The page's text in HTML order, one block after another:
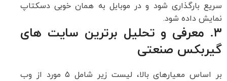
سریع بارگذاری شود و در موبایل به همان خوبی دسکتاپ
نمایش داده شود.
۳. معرفی و تحلیل برترین سایت های
گیربکس صنعتی
بر اساس معیارهای بالا، لیست زیر شامل ۵ مورد از وب